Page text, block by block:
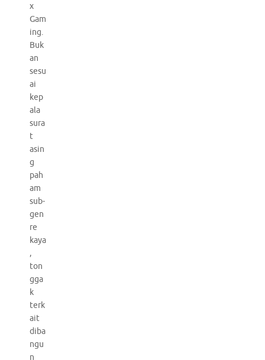
x
Gam
ing.
Buk
an
sesu
ai
kep
ala
sura
t
asin
g
pah
am
sub-
gen
re
kaya
,
ton
gga
k
terk
ait
diba
ngu
n